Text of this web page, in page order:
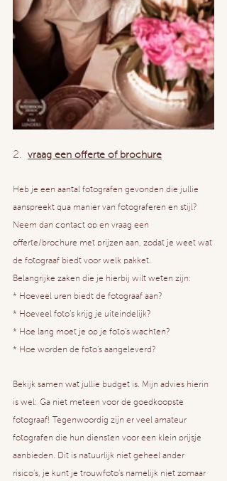
2. vraag een offerte of brochure
Heb je een aantal fotografen gevonden die jullie
aanspreekt qua manier van fotograferen en stijl?
Neem dan contact op en vraag een
offerte/brochure met prijzen aan, zodat je weet wat
de fotograaf biedt voor welk pakket.
Belangrijke zaken die je hierbij wilt weten zijn:
* Hoeveel uren biedt de fotograaf aan?
* Hoeveel foto’s krijg je uiteindelijk?
* Hoe lang moet je op je foto’s wachten?
* Hoe worden de foto’s aangeleverd?
Bekijk samen wat jullie budget is. Mijn advies hierin
is wel: Ga niet meteen voor de goedkoopste
fotograaf! Tegenwoordig zijn er veel amateur
fotografen die hun diensten voor een klein prijsje
aanbieden. Dit is natuurlijk niet geheel ander
risico’s, je kunt je trouwfoto’s namelijk niet zomaar